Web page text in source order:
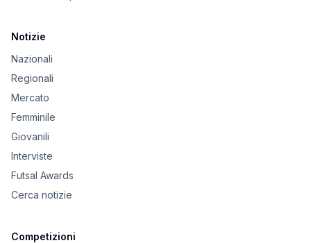
Notizie
Nazionali
Regionali
Mercato
Femminile
Giovanili
Interviste
Futsal Awards
Cerca notizie
Competizioni